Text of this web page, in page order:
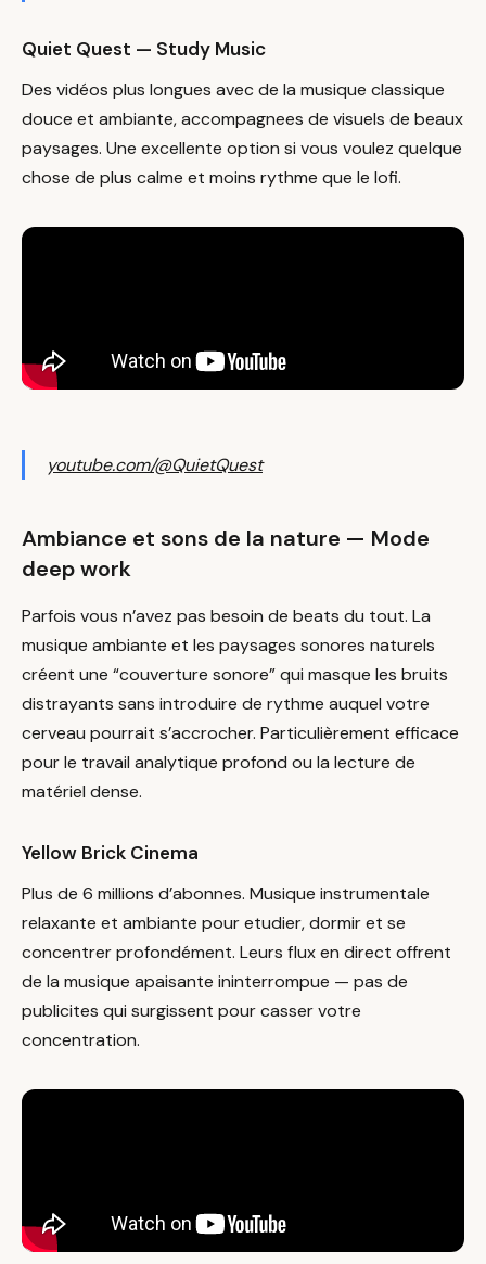
Quiet Quest — Study Music
Des vidéos plus longues avec de la musique classique
douce et ambiante, accompagnees de visuels de beaux
paysages. Une excellente option si vous voulez quelque
chose de plus calme et moins rythme que le lofi.
youtube.com/@QuietQuest
Ambiance et sons de la nature — Mode
deep work
Parfois vous n’avez pas besoin de beats du tout. La
musique ambiante et les paysages sonores naturels
créent une “couverture sonore” qui masque les bruits
distrayants sans introduire de rythme auquel votre
cerveau pourrait s’accrocher. Particulièrement efficace
pour le travail analytique profond ou la lecture de
matériel dense.
Yellow Brick Cinema
Plus de 6 millions d’abonnes. Musique instrumentale
relaxante et ambiante pour etudier, dormir et se
concentrer profondément. Leurs flux en direct offrent
de la musique apaisante ininterrompue — pas de
publicites qui surgissent pour casser votre
concentration.